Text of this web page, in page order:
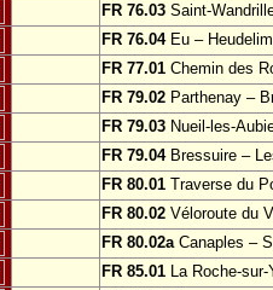
FR 76.03 Saint-
FR 76.04Eu –
FR 77.01 Chemin des
FR 79.02 Parthenay –
FR 79.03 Nueil-les-
FR 79.04Bressuire –
FR 80.01 Traverse du
FR 80.02 Véloroute du
FR 80.02aCanaples –
FR 85.01 La Roche-